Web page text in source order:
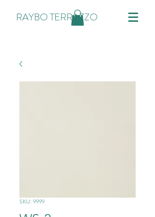
RAYBO TERRAZZO
SKU: 9999